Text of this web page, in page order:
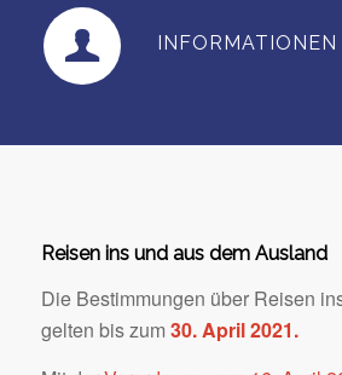
Reisen ins und aus dem Ausland
Die Bestimmungen über Reisen
gelten bis zum 30. April 2021.